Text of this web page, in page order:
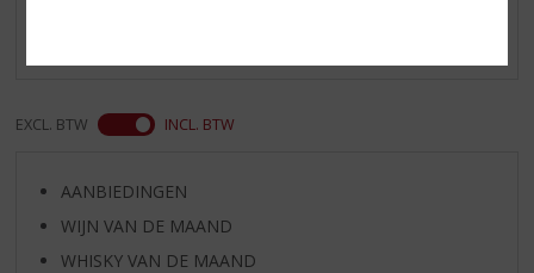
EXCL. BTW INCL. BTW
AANBIEDINGEN
WIJN VAN DE MAAND
WHISKY VAN DE MAAND